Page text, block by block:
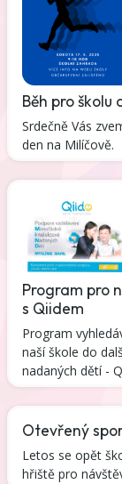
Běh pro
Srdečně Vás
den na Milíčově.
Program pro
s Qiidem
Program
naší škole do
nadaných dětí -
Otevřený
Letos se opět
hřiště pro